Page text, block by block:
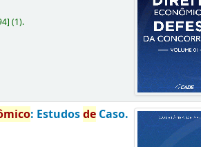
](1).
: Estudosde Caso.